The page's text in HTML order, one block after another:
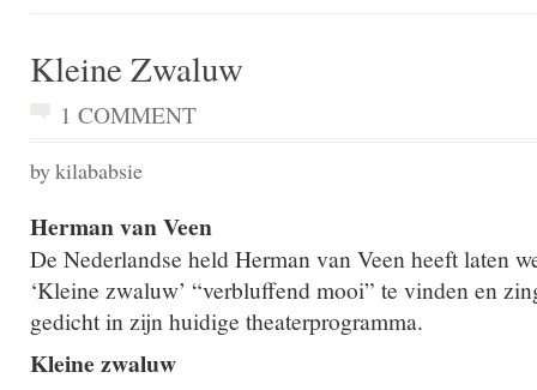
Kleine Zwaluw
1 COMMENT
by kilababsie
Herman van Veen
De Nederlandse held Herman van Veen heeft laten
‘Kleine zwaluw’ “verbluffend mooi” te vinden en
gedicht in zijn huidige theaterprogramma.
Kleine zwaluw